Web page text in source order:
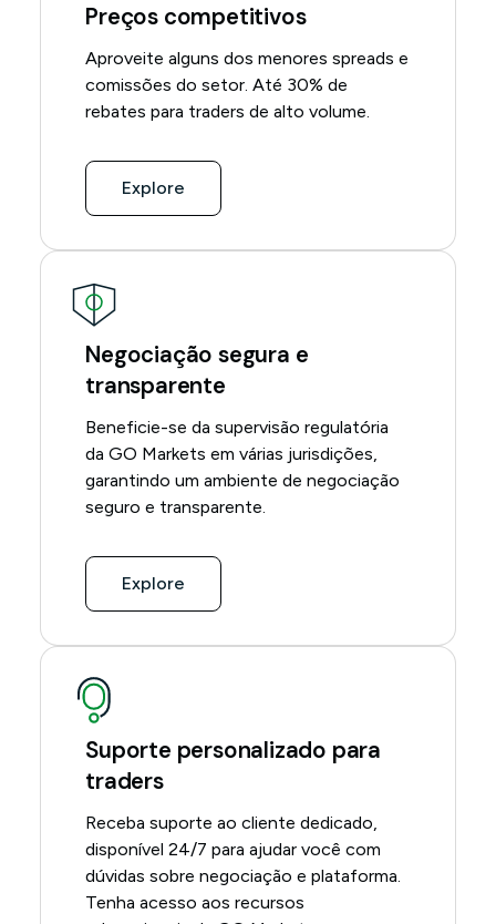
Preços competitivos
Aproveite alguns dos menores spreads e
comissões do setor. Até 30% de
rebates para traders de alto volume.
Explore
Negociação segura e
transparente
Beneficie-se da supervisão regulatória
da GO Markets em várias jurisdições,
garantindo um ambiente de negociação
seguro e transparente.
Explore
Suporte personalizado para
traders
Receba suporte ao cliente dedicado,
disponível 24/7 para ajudar você com
dúvidas sobre negociação e plataforma.
Tenha acesso aos recursos